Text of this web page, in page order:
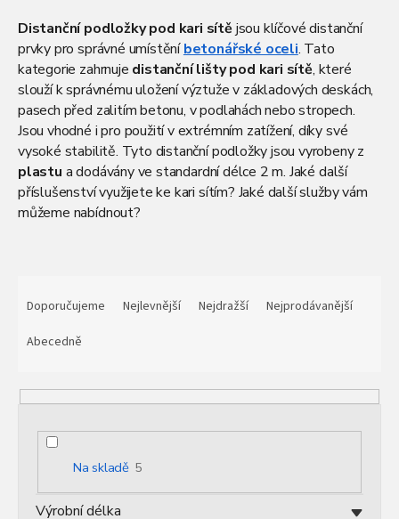
Distanční podložky pod kari sítě jsou klíčové distanční
prvky pro správné umístěníbetonářské oceli. Tato
kategorie zahrnuje distanční lišty pod kari sítě, které
slouží k správnému uložení výztuže v základových deskách,
pasech před zalitím betonu, v podlahách nebo stropech.
Jsou vhodné i pro použití v extrémním zatížení, díky své
vysoké stabilitě. Tyto distanční podložky jsou vyrobeny z
plastu a dodávány ve standardní délce 2 m. Jaké další
příslušenství využijete ke kari sítím? Jaké další služby vám
můžeme nabídnout?
p
Doporučujeme Nejlevnější Nejdražší
Nejprodávanější
Abecedně
Na skladě 5
Výrobní délka